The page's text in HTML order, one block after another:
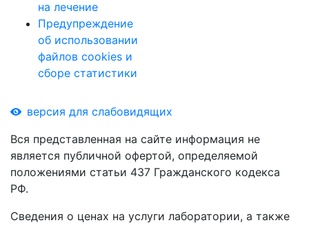
на лечение
Предупреждение
об использовании
файлов cookies и
сборе статистики
версия для слабовидящих
Вся представленная на сайте информация не
является публичной офертой, определяемой
положениями статьи 437 Гражданского кодекса
РФ.
Сведения о ценах на услуги лаборатории, а также